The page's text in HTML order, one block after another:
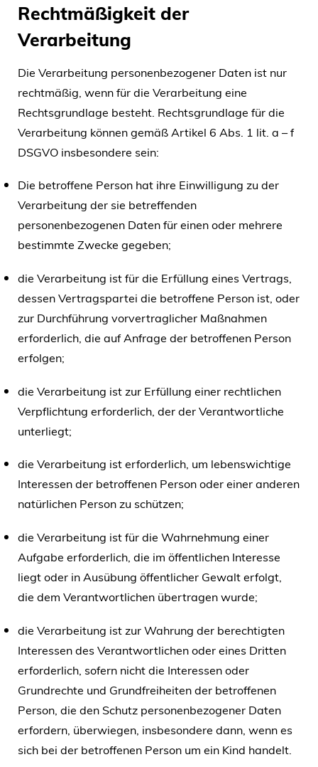
Rechtmäßigkeit der
Verarbeitung
Die Verarbeitung personenbezogener Daten ist nur
rechtmäßig, wenn für die Verarbeitung eine
Rechtsgrundlage besteht. Rechtsgrundlage für die
Verarbeitung können gemäß Artikel 6 Abs. 1 lit. a – f
DSGVO insbesondere sein:
Die betroffene Person hat ihre Einwilligung zu der
Verarbeitung der sie betreffenden
personenbezogenen Daten für einen oder mehrere
bestimmte Zwecke gegeben;
die Verarbeitung ist für die Erfüllung eines Vertrags,
dessen Vertragspartei die betroffene Person ist, oder
zur Durchführung vorvertraglicher Maßnahmen
erforderlich, die auf Anfrage der betroffenen Person
erfolgen;
die Verarbeitung ist zur Erfüllung einer rechtlichen
Verpflichtung erforderlich, der der Verantwortliche
unterliegt;
die Verarbeitung ist erforderlich, um lebenswichtige
Interessen der betroffenen Person oder einer anderen
natürlichen Person zu schützen;
die Verarbeitung ist für die Wahrnehmung einer
Aufgabe erforderlich, die im öffentlichen Interesse
liegt oder in Ausübung öffentlicher Gewalt erfolgt,
die dem Verantwortlichen übertragen wurde;
die Verarbeitung ist zur Wahrung der berechtigten
Interessen des Verantwortlichen oder eines Dritten
erforderlich, sofern nicht die Interessen oder
Grundrechte und Grundfreiheiten der betroffenen
Person, die den Schutz personenbezogener Daten
erfordern, überwiegen, insbesondere dann, wenn es
sich bei der betroffenen Person um ein Kind handelt.